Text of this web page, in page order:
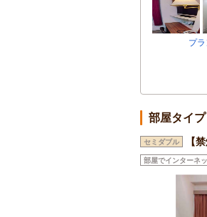
プ
部屋タイプ
セミダブル 【
部屋でインターネ